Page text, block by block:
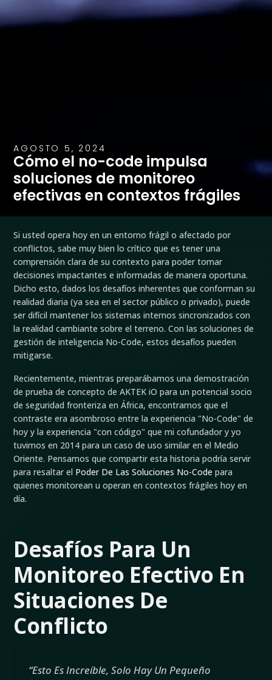
AGOSTO 5, 2024
Cómo el no-code impulsa
soluciones de monitoreo
efectivas en contextos frágiles
Si usted opera hoy en un entorno frágil o afectado por
conflictos, sabe muy bien lo crítico que es tener una
comprensión clara de su contexto para poder tomar
decisiones impactantes e informadas de manera oportuna.
Dicho esto, dados los desafíos inherentes que conforman su
realidad diaria (ya sea en el sector público o privado), puede
ser difícil mantener los sistemas internos sincronizados con
la realidad cambiante sobre el terreno. Con las soluciones de
gestión de inteligencia No-Code, estos desafíos pueden
mitigarse.
Recientemente, mientras preparábamos una demostración
de prueba de concepto de AKTEK iO para un potencial socio
de seguridad fronteriza en África, encontramos que el
contraste era asombroso entre la experiencia "No-Code" de
hoy y la experiencia "con código" que mi cofundador y yo
tuvimos en 2014 para un caso de uso similar en el Medio
Oriente. Pensamos que compartir esta historia podría servir
para resaltar el Poder De Las Soluciones No-Code para
quienes monitorean u operan en contextos frágiles hoy en
día.
Desafíos Para Un
Monitoreo Efectivo En
Situaciones De
Conflicto
“Esto Es Increíble, Solo Hay Un Pequeño